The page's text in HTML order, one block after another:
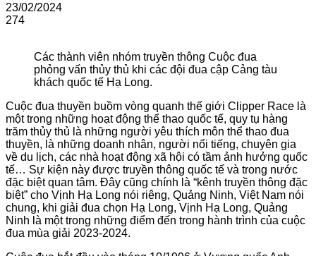
23/02/2024
274
Các thành viên nhóm truyền thông Cuộc đua
phỏng vấn thủy thủ khi các đội đua cập Cảng tàu
khách quốc tế Hạ Long.
Cuộc đua thuyền buồm vòng quanh thế giới Clipper Race là
một trong những hoạt động thể thao quốc tế, quy tụ hàng
trăm thủy thủ là những người yêu thích môn thể thao đua
thuyền, là những doanh nhân, người nổi tiếng, chuyên gia
về du lịch, các nhà hoạt động xã hội có tầm ảnh hưởng quốc
tế… Sự kiện này được truyền thông quốc tế và trong nước
đặc biệt quan tâm. Đây cũng chính là “kênh truyền thông đặc
biệt” cho Vịnh Hạ Long nói riêng, Quảng Ninh, Việt Nam nói
chung, khi giải đua chọn Hạ Long, Vịnh Hạ Long, Quảng
Ninh là một trong những điểm đến trong hành trình của cuộc
đua mùa giải 2023-2024.